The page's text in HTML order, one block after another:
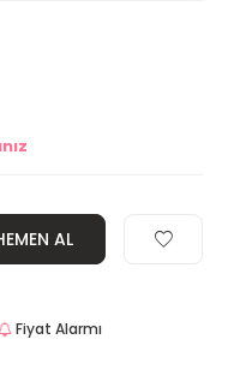
AL
Fiyat Alarmı